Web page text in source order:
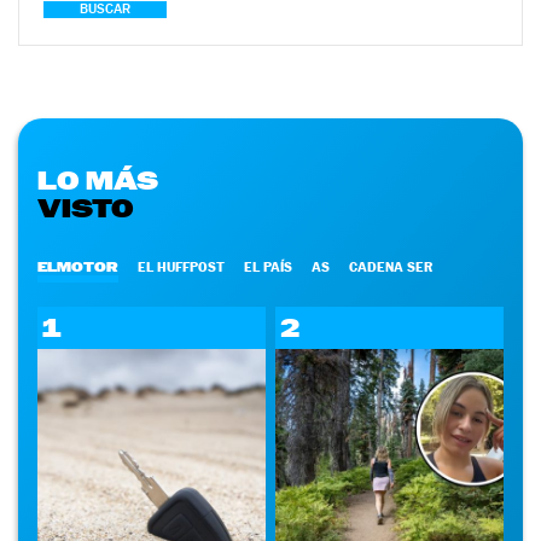
BUSCAR
LO MÁS
VISTO
ELMOTOR EL HUFFPOST EL PAÍS AS CADENA SER
1 2